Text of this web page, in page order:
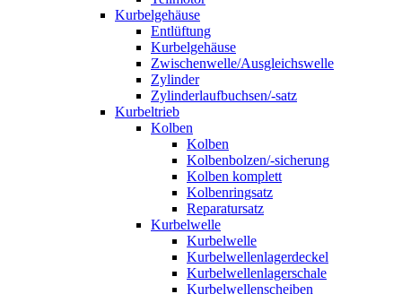
Kurbelgehäuse
Entlüftung
Kurbelgehäuse
Zwischenwelle/Ausgleichswelle
Zylinder
Zylinderlaufbuchsen/-satz
Kurbeltrieb
Kolben
Kolben
Kolbenbolzen/-sicherung
Kolben komplett
Kolbenringsatz
Reparatursatz
Kurbelwelle
Kurbelwelle
Kurbelwellenlagerdeckel
Kurbelwellenlagerschale
Kurbelwellenscheiben